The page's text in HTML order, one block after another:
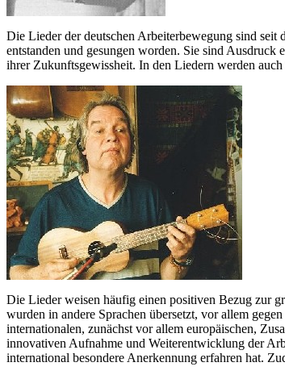
Die Lieder der deutschen Arbeiterbewegung sind
entstanden und gesungen worden. Sie sind
ihrer Zukunftsgewissheit. In den Liedern werden
Die Lieder weisen häufig einen positiven Bezug zur
wurden in andere Sprachen übersetzt, vor allem
internationalen, zunächst vor allem europäischen,
innovativen Aufnahme und Weiterentwicklung der
international besondere Anerkennung erfahren hat.